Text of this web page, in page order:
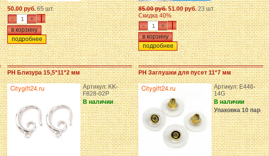
50.00 руб.65 шт.
- +
подробнее
85.00 руб.51.00 руб.23 шт.
Скидка 40%
- +
подробнее
PH Близура 15,5*11*2 мм
Артикул: KK-
F828-02P
В наличии
PH Заглушки для пусет 11*7 мм
Артикул: E446-
14G
В наличии
Упаковка 10 пар